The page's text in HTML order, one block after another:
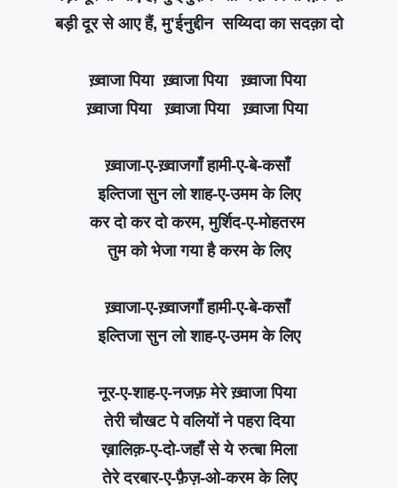
बड़ी दूर से आए हैं, मु'ईनुद्दीन सय्यिदा का सदक़ा दो
ख़्वाजा पिया ख़्वाजा पिया ख़्वाजा पिया
ख़्वाजा पिया ख़्वाजा पिया ख़्वाजा पिया
ख़्वाजा-ए-ख़्वाजगाँ हामी-ए-बे-कसाँ
इल्तिजा सुन लो शाह-ए-उमम के लिए
कर दो कर दो करम, मुर्शिद-ए-मोहतरम
तुम को भेजा गया है करम के लिए
ख़्वाजा-ए-ख़्वाजगाँ हामी-ए-बे-कसाँ
इल्तिजा सुन लो शाह-ए-उमम के लिए
नूर-ए-शाह-ए-नजफ़ मेरे ख़्वाजा पिया
तेरी चौखट पे वलियों ने पहरा दिया
ख़ालिक़-ए-दो-जहाँ से ये रुत्बा मिला
तेरे दरबार-ए-फ़ैज़-ओ-करम के लिए